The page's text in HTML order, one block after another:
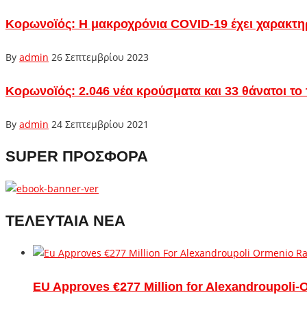
Κορωνοϊός: Η μακροχρόνια COVID-19 έχει
By admin 26 Σεπτεμβρίου 2023
Κορωνοϊός: 2.046 νέα κρούσματα και 33 θάνατοι
By admin 24 Σεπτεμβρίου 2021
SUPER ΠΡΟΣΦΟΡΑ
ΤΕΛΕΥΤΑΙΑ ΝΕΑ
EU Approves €277 Million for Alexandroupoli-